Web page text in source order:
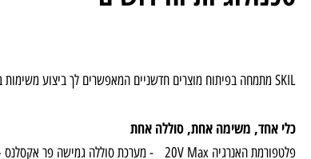
משימה אחת, סוללה אחת